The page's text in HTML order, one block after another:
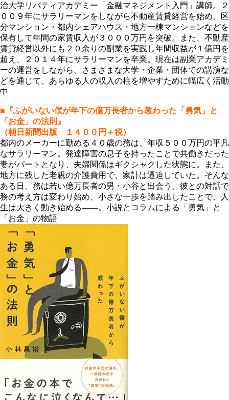
治大学リバティアカデミー「金融マネジメント入門」講師。２
００９年にサラリーマンをしながら不動産賃貸経営を始め、区
分マンション・都内シェアハウス・地方一棟マンションなどを
保有して年間の家賃収入が３０００万円を突破。また、不動産
賃貸経営以外にも２０余りの副業を実践し年間収益が１億円を
超え、２０１４年にサラリーマンを卒業。現在は副業アカデミ
ーの運営をしながら、さまざまな大学・企業・団体での講演な
どを通じて、あらゆる人の収入の柱を増やすために幅広く活動
中
■『ふがいない僕が年下の億万長者から教わった「勇気」と
「お金」の法則』
（朝日新聞出版 １４００円＋税）
都内のメーカーに勤める４０歳の務は、年収５００万円の平凡
なサラリーマン。発達障害の息子を持ったことで共働きだった
妻がパートとなり、夫婦関係はギクシャクした状態に。また、
地方に残した老親の介護費用で、家計は逼迫していた。そんな
ある日、務は若い億万長者の男・小谷と出会う。彼との対話で
務の考え方は変わり始め、小さな一歩を踏み出したことで、人
生は大きく動き始める――。小説とコラムによる「勇気」と
「お金」の物語